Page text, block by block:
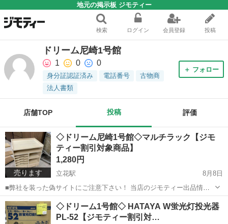
地元の掲示板 ジモティー
検索 ログイン 会員登録 投稿
ドリーム尼崎1号館
1 0 0
身分証認証済み 電話番号
古物商
法人書類
＋ フォロー
店舗TOP 投稿 評価
売ります
◇ドリーム尼崎1号館◇マルチラック【ジモ
ティー割引対象商品】
1,280円
立花駅
8月8日
■弊社を装った偽サイトにご注意下さい！ 当店のジモティー出品情
報、画像が複数の偽サイトに転載されていることが確認されておりま
す。 これらのサイトに関しましては、当店とは一切関係がございませ
ん。 偽サイトへのアクセスや個...
兵庫 尼崎市 立花駅 収納家具
◇ドリーム1号館◇ HATAYA W蛍光灯投光器
PL-52【ジモティー割引対…